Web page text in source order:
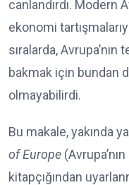
canlandırdı. Modern
ekonomi
sıralarda,
bakmak için bundan
olmayabilirdi.
Bu makale, yakında
of Europe
kitapçığından